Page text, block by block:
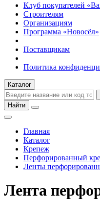
Клуб покупателей
Строителям
Организациям
Программа «Новосёл»
Поставщикам
Политика
Каталог
Найти
Главная
Каталог
Крепеж
Перфорированный
Ленты
Лента